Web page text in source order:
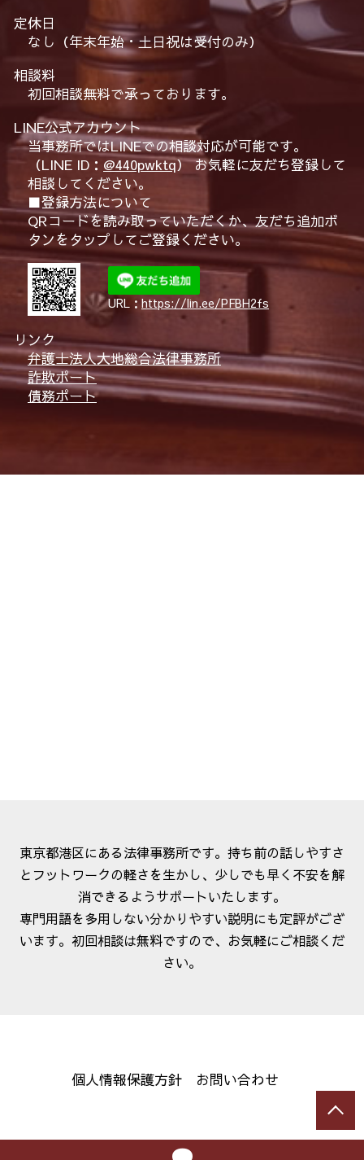
定休日
なし（年末年始・土日祝は受付のみ）
相談料
初回相談無料で承っております。
LINE公式アカウント
当事務所ではLINEでの相談対応が可能です。
（LINE ID： @440pwktq） お気軽に友だち登録して
相談してください。
■登録方法について
QRコードを読み取っていただくか、友だち追加ボ
タンをタップしてご登録ください。
URL： https://lin.ee/PFBH2fs
リンク
弁護士法人大地総合法律事務所
詐欺ポート
債務ポート
東京都港区にある法律事務所です。持ち前の話しやすさ
とフットワークの軽さを生かし、少しでも早く不安を解
消できるようサポートいたします。
専門用語を多用しない分かりやすい説明にも定評がござ
います。初回相談は無料ですので、お気軽にご相談くだ
さい。
個人情報保護方針 お問い合わせ